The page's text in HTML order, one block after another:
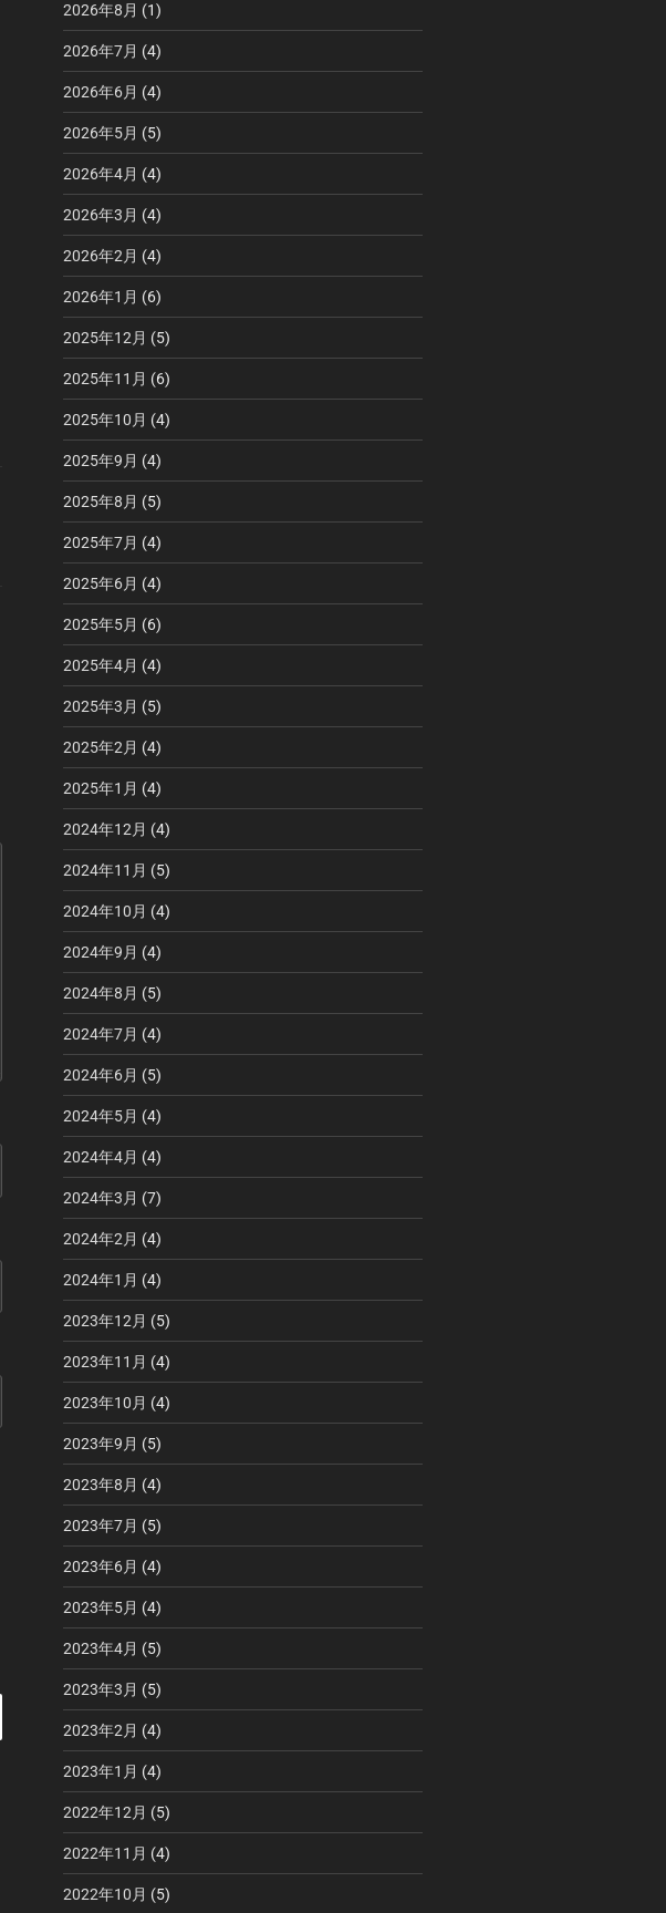
2026年8月 (1)
2026年7月 (4)
2026年6月 (4)
2026年5月 (5)
2026年4月 (4)
2026年3月 (4)
2026年2月 (4)
2026年1月 (6)
2025年12月 (5)
2025年11月 (6)
2025年10月 (4)
2025年9月 (4)
2025年8月 (5)
2025年7月 (4)
2025年6月 (4)
2025年5月 (6)
2025年4月 (4)
2025年3月 (5)
2025年2月 (4)
2025年1月 (4)
2024年12月 (4)
2024年11月 (5)
2024年10月 (4)
2024年9月 (4)
2024年8月 (5)
2024年7月 (4)
2024年6月 (5)
2024年5月 (4)
2024年4月 (4)
2024年3月 (7)
2024年2月 (4)
2024年1月 (4)
2023年12月 (5)
2023年11月 (4)
2023年10月 (4)
2023年9月 (5)
2023年8月 (4)
2023年7月 (5)
2023年6月 (4)
2023年5月 (4)
2023年4月 (5)
2023年3月 (5)
2023年2月 (4)
2023年1月 (4)
2022年12月 (5)
2022年11月 (4)
2022年10月 (5)